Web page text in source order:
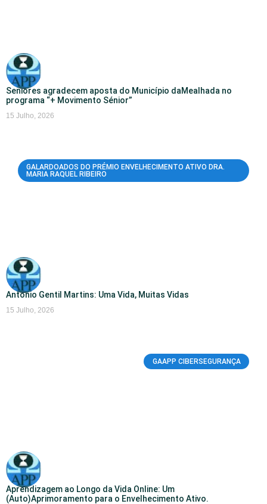
Seniores agradecem aposta do Município daMealhada no
programa “+ Movimento Sénior”
15 Julho, 2026
GALARDOADOS DO PRÉMIO ENVELHECIMENTO ATIVO DRA.
MARIA RAQUEL RIBEIRO
António Gentil Martins: Uma Vida, Muitas Vidas
15 Julho, 2026
GAAPP CIBERSEGURANÇA
Aprendizagem ao Longo da Vida Online: Um
(Auto)Aprimoramento para o Envelhecimento Ativo.